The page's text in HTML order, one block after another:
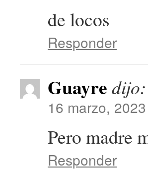
de locos
Responder
Guayre dijo:
16 marzo,
Pero madre
Responder